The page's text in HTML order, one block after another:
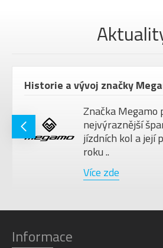
Historie a vývoj značky
Značka Megamo
nejvýraznější
jízdních kol a její
roku ..
Více zde
Informace